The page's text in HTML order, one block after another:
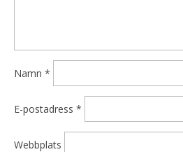
Namn *
E-postadress *
Webbplats